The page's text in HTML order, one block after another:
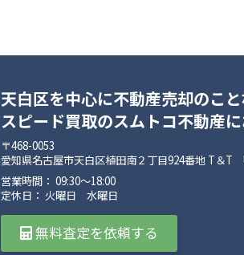
天白区を中心に不動産売却のこ
スピード買取のスムトコ不動産
〒468-0053
愛知県名古屋市天白区植田南２丁目924番地 T＆
営業時間： 09:30〜18:00
定休日： 火曜日 水曜日
無料査定を依頼する